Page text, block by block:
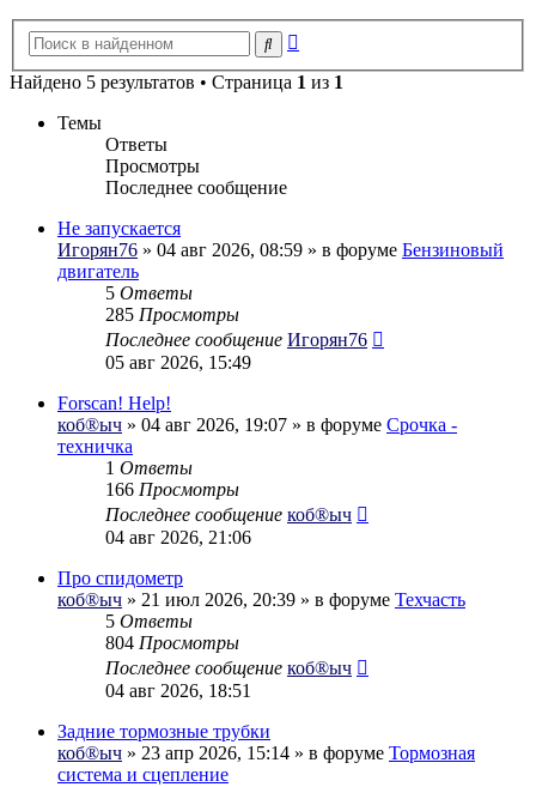
Поиск
Найдено 5 результатов • Страница 1 из 1
Темы
Ответы
Просмотры
Последнее сообщение
Не запускается
Игорян76 » 04 авг 2026, 08:59 » в форуме Бензиновый
двигатель
5 Ответы
285 Просмотры
Последнее сообщение Игорян76
05 авг 2026, 15:49
Forscan! Help!
коб®ыч » 04 авг 2026, 19:07 » в форуме Срочка -
техничка
1 Ответы
166 Просмотры
Последнее сообщение коб®ыч
04 авг 2026, 21:06
Про спидометр
коб®ыч » 21 июл 2026, 20:39 » в форуме Техчасть
5 Ответы
804 Просмотры
Последнее сообщение коб®ыч
04 авг 2026, 18:51
Задние тормозные трубки
коб®ыч » 23 апр 2026, 15:14 » в форуме Тормозная
система и сцепление